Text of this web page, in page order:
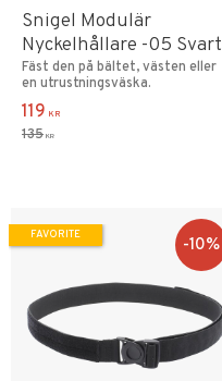
Snigel Modulär
Nyckelhållare -05 Svart
Fäst den på bältet, västen eller
en utrustningsväska.
119 KR
135 KR
10%
FAVORITE